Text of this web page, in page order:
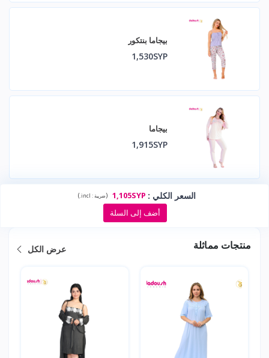
بيجاما بنتكور
1,530SYP
بيجاما
1,915SYP
السعر الكلي :
1,105SYP
(ضريبة : incl.
)
أضف إلى السلة
منتجات مماثلة عرض الكل